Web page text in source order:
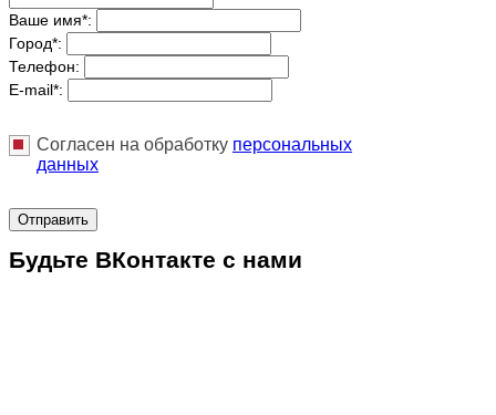
Ваше имя*:
Город*:
Телефон:
E-mail*:
Согласен на обработку персональныx
данных
Отправить
Будьте ВКонтакте с нами